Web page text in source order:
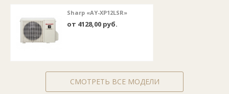
Sharp «AY-XP12LSR»
от 4128,00 руб.
СМОТРЕТЬ ВСЕ МОДЕЛИ